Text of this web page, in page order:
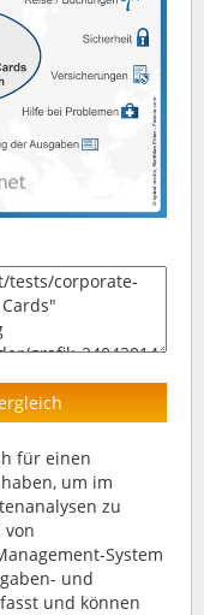
für einen
um im
zu
von
System
und
und können